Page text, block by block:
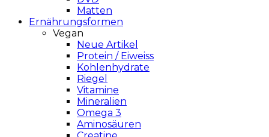
Matten
Ernährungsformen
Vegan
Neue Artikel
Protein / Eiweiss
Kohlenhydrate
Riegel
Vitamine
Mineralien
Omega 3
Aminosäuren